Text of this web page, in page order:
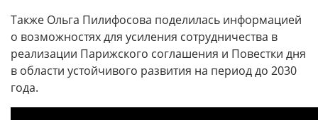
Также Ольга Пилифосова поделилась информацией
о возможностях для усиления сотрудничества в
реализации Парижского соглашения и Повестки дня
в области устойчивого развития на период до 2030
года.